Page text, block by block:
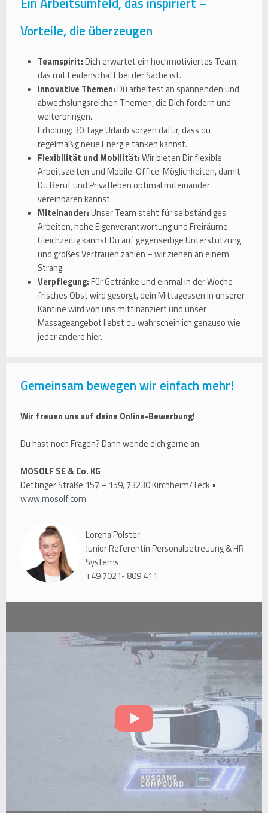
Vorteile, die überzeugen
Teamspirit:Dich erwartet ein hochmotiviertes Team,
das mit Leidenschaft bei der Sache ist.
Innovative Themen:Du arbeitest an spannenden und
abwechslungsreichen Themen, die Dich fordern und
weiterbringen.
Erholung: 30 Tage Urlaub sorgen dafür, dass du
regelmäßig neue Energie tanken kannst.
Flexibilität und Mobilität:Wir bieten Dir flexible
Arbeitszeiten und Mobile-Office-Möglichkeiten, damit
Du Beruf und Privatleben optimal miteinander
vereinbaren kannst.
Miteinander:Unser Team steht für selbständiges
Arbeiten, hohe Eigenverantwortung und Freiräume.
Gleichzeitig kannst Du auf gegenseitige Unterstützung
und großes Vertrauen zählen – wir ziehen an einem
Strang.
Verpflegung:Für Getränke und einmal in der Woche
frisches Obst wird gesorgt, dein Mittagessen in unserer
Kantine wird von uns mitfinanziert und unser
Massageangebot liebst du wahrscheinlich genauso wie
jeder andere hier.
Gemeinsam bewegen wir einfach mehr!
Wir freuen uns auf deine Online-Bewerbung!
Du hast noch Fragen? Dann wende dich gerne an:
MOSOLF SE & Co. KG
Dettinger Straße 157 – 159, 73230 Kirchheim/Teck •
www.mosolf.com
Lorena Polster
Junior Referentin Personalbetreuung & HR
Systems
+49 7021- 809 411